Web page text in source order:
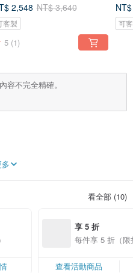
2,548 NT$ 3,640
客製
5 (1)
可
容不完全精確。
，但所有這些故事都有一些共同點
帶來一些新的東西。
為什麼您可以在我們的商店找到各種
看全部 (10)
享 5 折
每件享 5 折（
查看活動商品